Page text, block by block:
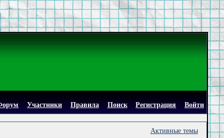
Участники Правила Поиск Регистрация Войти
Активные темы